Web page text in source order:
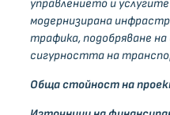
управлението и
модернизирана
трафика, подобряване
сигурността на
Обща стойност на